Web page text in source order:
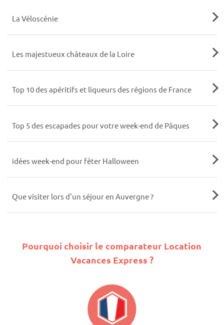
La Véloscénie
Les majestueux châteaux de la Loire
Top 10 des apéritifs et liqueurs des régions de France
Top 5 des escapades pour votre week-end de Pâques
idées week-end pour fêter Halloween
Que visiter lors d'un séjour en Auvergne ?
Pourquoi choisir le comparateur Location
Vacances Express ?